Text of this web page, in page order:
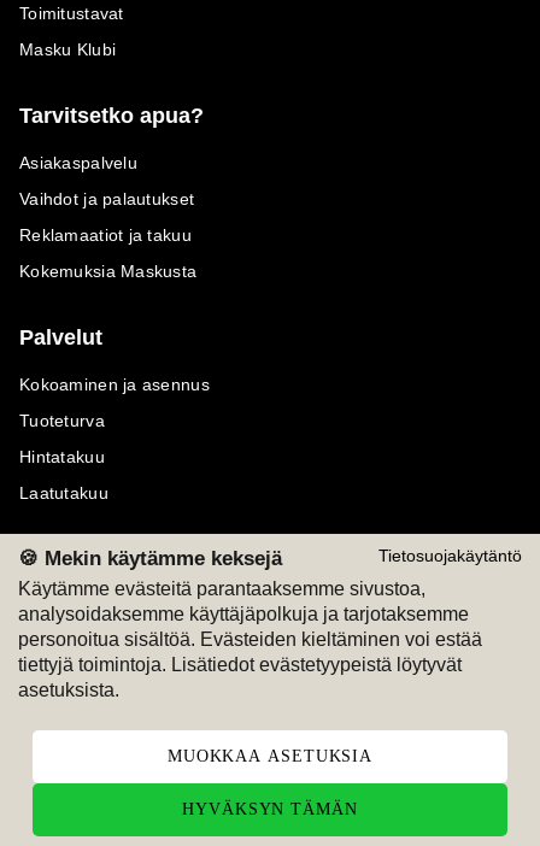
Tietosuojakäytäntö
🍪 Mekin käytämme keksejä
Käytämme evästeitä parantaaksemme sivustoa,
analysoidaksemme käyttäjäpolkuja ja tarjotaksemme
personoitua sisältöä. Evästeiden kieltäminen voi estää
tiettyjä toimintoja. Lisätiedot evästetyypeistä löytyvät
asetuksista.
MUOKKAA ASETUKSIA
HYVÄKSYN TÄMÄN
Toimitustavat
Masku Klubi
Tarvitsetko apua?
Asiakaspalvelu
Vaihdot ja palautukset
Reklamaatiot ja takuu
Kokemuksia Maskusta
Palvelut
Kokoaminen ja asennus
Tuoteturva
Hintatakuu
Laatutakuu
Maksutavat
M
Seuraa meitä